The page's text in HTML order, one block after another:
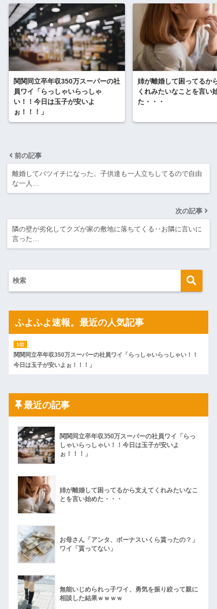
関関同立卒年収350万スーパーの社
員ワイ「らっしゃいらっしゃ
い！！今日は玉子が安いよ
ぉ！！！」
姉が離婚して困ってるか
くれみたいなことを言い
た・・・
前の記事
離婚してバツイチになった。子供達も一人立ちしてるので自由
な一人…
次の記事
隣の壁が劣化してクズが家の敷地に落ちてくる‥お隣に言いに
言った…
ふよふよ速報。最近の人気記事
関関同立卒年収350万スーパーの社員ワイ「らっしゃいらっしゃい！！
今日は玉子が安いよぉ！！！」
最近の記事
関関同立卒年収350万スーパーの社員ワイ「らっ
しゃいらっしゃい！！今日は玉子が安いよ
ぉ！！！」
姉が離婚して困ってるから支えてくれみたいなこ
とを言い始めた・・・
お母さん「アンタ、ボーナスいくら貰ったの？」
ワイ「貰ってない」
無能いじめられっ子ワイ、勇気を振り絞って親に
相談した結果ｗｗｗｗ